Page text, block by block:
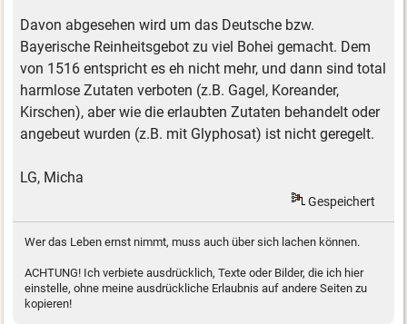
Davon abgesehen wird um das Deutsche bzw.
Bayerische Reinheitsgebot zu viel Bohei gemacht. Dem
von 1516 entspricht es eh nicht mehr, und dann sind total
harmlose Zutaten verboten (z.B. Gagel, Koreander,
Kirschen), aber wie die erlaubten Zutaten behandelt oder
angebeut wurden (z.B. mit Glyphosat) ist nicht geregelt.
LG, Micha
Gespeichert
Wer das Leben ernst nimmt, muss auch über sich lachen können.
ACHTUNG! Ich verbiete ausdrücklich, Texte oder Bilder, die ich hier
einstelle, ohne meine ausdrückliche Erlaubnis auf andere Seiten zu
kopieren!